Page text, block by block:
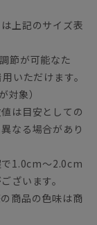
上記のサイズ表
節が可能なた
いただけます。
象）
は目安としての
なる場合があり
1.0cm～2.0cm
ざいます。
商品の色味は商